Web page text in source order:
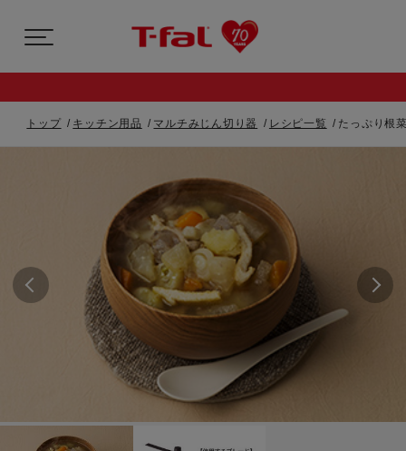
トップ キッチン用品 マルチみじん切り器 レシピ一覧 たっぷり根